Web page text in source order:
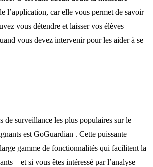
l’application, car elle vous permet de savoir
vous détendre et laisser vos élèves
vous devez intervenir pour les aider à se
de surveillance les plus populaires sur le
est GoGuardian . Cette puissante
gamme de fonctionnalités qui facilitent la
– et si vous êtes intéressé par l’analyse